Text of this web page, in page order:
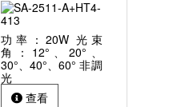
功率：20W 光束
角：12°、20°、
30°、40°、60° 非調
光
查看